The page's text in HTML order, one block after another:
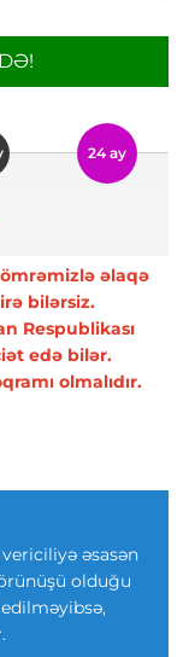
24 ay
əlaqə
bilərsiz.
Respublikası
edə bilər.
olmalıdır.
əsasən
olduğu